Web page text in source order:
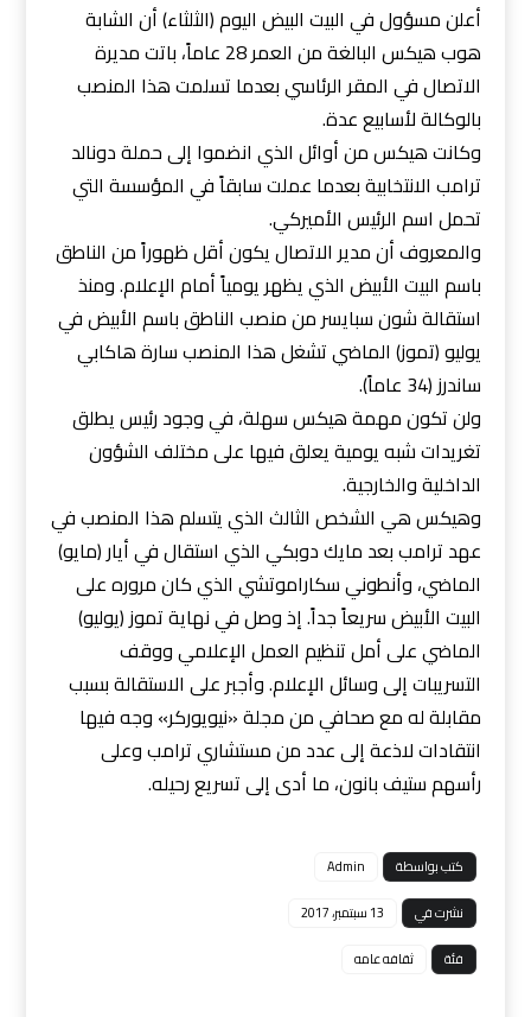
أعلن مسؤول في البيت البيض اليوم (الثلثاء) أن الشابة
هوب هيكس البالغة من العمر 28 عاماً، باتت مديرة
الاتصال في المقر الرئاسي بعدما تسلمت هذا المنصب
بالوكالة لأسابيع عدة.
وكانت هيكس من أوائل الذي انضموا إلى حملة دونالد
ترامب الانتخابية بعدما عملت سابقاً في المؤسسة التي
تحمل اسم الرئيس الأميركي.
والمعروف أن مدير الاتصال يكون أقل ظهوراً من الناطق
باسم البيت الأبيض الذي يظهر يومياً أمام الإعلام. ومنذ
استقالة شون سبايسر من منصب الناطق باسم الأبيض في
يوليو (تموز) الماضي تشغل هذا المنصب سارة هاكابي
ساندرز (34 عاماً).
ولن تكون مهمة هيكس سهلة، في وجود رئيس يطلق
تغريدات شبه يومية يعلق فيها على مختلف الشؤون
الداخلية والخارجية.
وهيكس هي الشخص الثالث الذي يتسلم هذا المنصب في
عهد ترامب بعد مايك دوبكي الذي استقال في أيار (مايو)
الماضي، وأنطوني سكاراموتشي الذي كان مروره على
البيت الأبيض سريعاً جداً. إذ وصل في نهاية تموز (يوليو)
الماضي على أمل تنظيم العمل الإعلامي ووقف
التسريبات إلى وسائل الإعلام. وأجبر على الاستقالة بسبب
مقابلة له مع صحافي من مجلة «نيويوركر» وجه فيها
انتقادات لاذعة إلى عدد من مستشاري ترامب وعلى
رأسهم ستيف بانون، ما أدى إلى تسريع رحيله.
كتب بواسطة
Admin
نشرت في
13 سبتمبر، 2017
فئة
ثقافه عامه